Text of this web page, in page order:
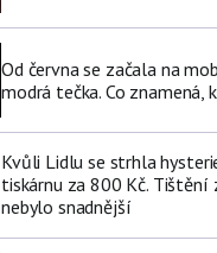
Od června se začala na
modrá tečka. Co znamená,
Kvůli Lidlu se strhla
tiskárnu za 800 Kč. Tištění
nebylo snadnější